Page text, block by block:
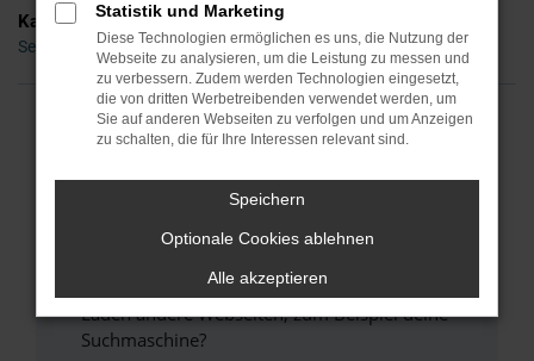
Kategorie
Seat Leon Gebrauchtwagen Nürnberg
FEHLER: NETWORK ERROR
Beim Laden ist ein Fehler aufgetreten.
Internetverbindung.
Laden andere Webseiten, zum Beispiel deine
Suchmaschine?
Statistik und Marketing
Diese Technologien ermöglichen es uns, die Nutzung der
Webseite zu analysieren, um die Leistung zu messen und
zu verbessern. Zudem werden Technologien eingesetzt,
die von dritten Werbetreibenden verwendet werden, um
Sie auf anderen Webseiten zu verfolgen und um Anzeigen
zu schalten, die für Ihre Interessen relevant sind.
Speichern
Optionale Cookies ablehnen
Alle akzeptieren